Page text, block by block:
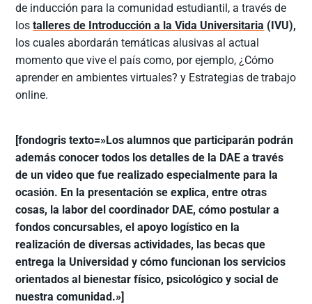
de inducción para la comunidad estudiantil, a través de
lostalleres de Introducción a la Vida Universitaria (IVU),
los cuales abordarán temáticas alusivas al actual
momento que vive el país como, por ejemplo, ¿Cómo
aprender en ambientes virtuales? y Estrategias de trabajo
online.
[fondogris texto=»Los alumnos que participarán podrán
además conocer todos los detalles de la DAE a través
de un video que fue realizado especialmente para la
ocasión. En la presentación se explica, entre otras
cosas, la labor del coordinador DAE, cómo postular a
fondos concursables, el apoyo logístico en la
realización de diversas actividades, las becas que
entrega la Universidad y cómo funcionan los servicios
orientados al bienestar físico, psicológico y social de
nuestra comunidad.»]